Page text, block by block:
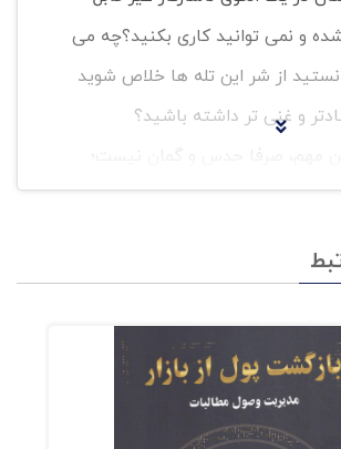
و نمی توانید کاری بکنید؟چه می
از شر این تله ها خلاص شوید
و غنی تر داشته باشید؟
مهم، صرفا حدس و گمان نیست؛
و پنج سال فعالیت بالینی
هاروارد بوده که در کتاب "ذهن
قرار گرفته است. دکتر "دنیل جی
انقلابی در زمینه ی به کار
در روان درمانی عملی می باشد. او